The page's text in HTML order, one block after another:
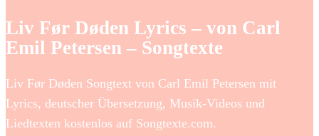
Liv Før Døden Lyrics – von Carl
Emil Petersen – Songtexte
Liv Før Døden Songtext von Carl Emil Petersen mit
Lyrics, deutscher Übersetzung, Musik-Videos und
Liedtexten kostenlos auf Songtexte.com.